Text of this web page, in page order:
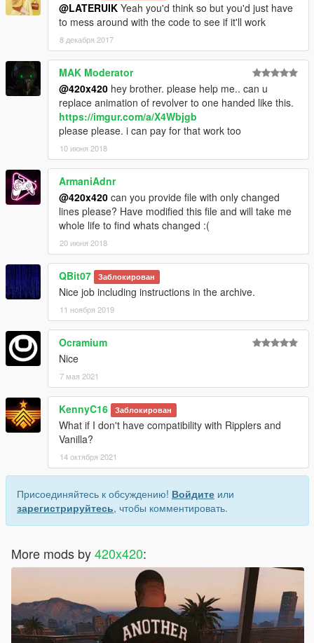
@LATERUIK Yeah you'd think so but you'd just have
to mess around with the code to see if it'll work
8 декабря 2017
MAK Moderator
@420x420 hey brother. please help me.. can u
replace animation of revolver to one handed like this.
https://imgur.com/a/X4Wbjgb
please please. i can pay for that work too
10 июня 2018
ArmaniAdnr
@420x420 can you provide file with only changed
lines please? Have modified this file and will take me
whole life to find whats changed :(
20 июня 2018
QBit07 Заблокирован
Nice job including instructions in the archive.
11 ноября 2019
Ocramium
Nice
7 мая 2021
KennyC16 Заблокирован
What if I don't have compatibility with Ripplers and
Vanilla?
14 октября 2021
Присоединяйтесь к обсуждению! Войдите или
зарегистрируйтесь, чтобы комментировать.
More mods by420x420: